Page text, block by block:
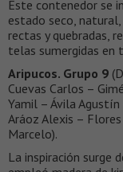
Este contenedor se
estado seco,
rectas y quebradas,
telas sumergidas en
Aripucos. Grupo 9
Cuevas Carlos –
Yamil – Ávila
Aráoz Alexis –
Marcelo).
La inspiración surge